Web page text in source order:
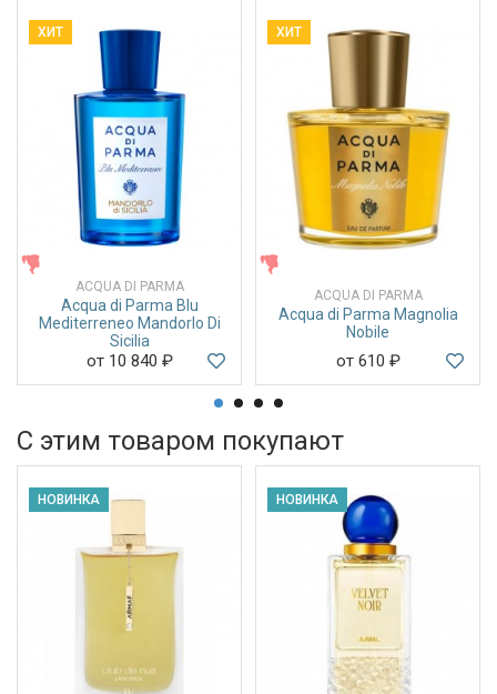
ХИТ
ACQUA DI PARMA
Acqua di Parma Blu
Mediterreneo Mandorlo Di
Sicilia
от 10 840 ₽
ХИТ
ACQUA DI PARMA
Acqua di Parma Magnolia
Nobile
от 610 ₽
С этим товаром покупают
НОВИНКА НОВИНКА